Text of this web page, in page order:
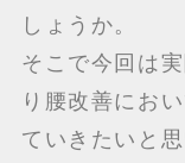
しょうか。
そこで今回は
り腰改善にお
ていきたいと思